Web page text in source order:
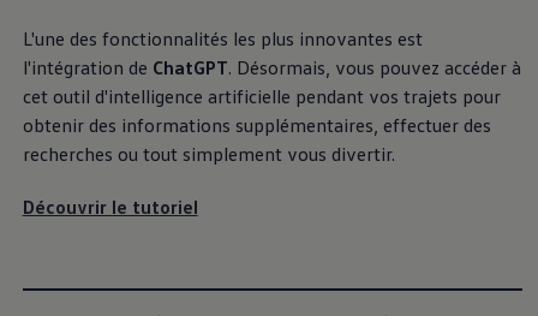
-> Declarations of conformity
-> Action de rappel des moteurs diesel EA189
-> Informations sur les pneumatiques
-> Garantie
-> WLTP
-> Mises à jour logicielles
ID. Mise à jour du logiciel
Mises à jour logicielles pour véhicules
Options numériques
L'une des fonctionnalités les plus innovantes est
l'intégration de ChatGPT. Désormais, vous pouvez accéder à
cet outil d'intelligence artificielle pendant vos trajets pour
obtenir des informations supplémentaires, effectuer des
recherches ou tout simplement vous divertir.
Découvrir le tutoriel